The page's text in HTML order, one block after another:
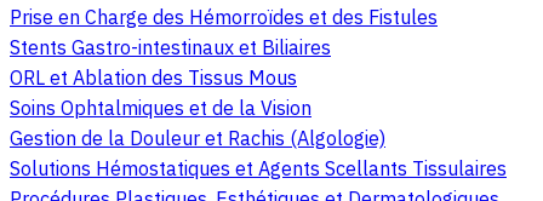
Prise en Charge des Hémorroïdes et des Fistules
Stents Gastro-intestinaux et Biliaires
ORL et Ablation des Tissus Mous
Soins Ophtalmiques et de la Vision
Gestion de la Douleur et Rachis (Algologie)
Solutions Hémostatiques et Agents Scellants Tissulaires